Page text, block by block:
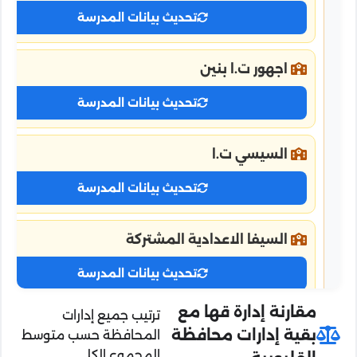
تحديث بيانات المدرسة
اجهور ت.ا بنين
تحديث بيانات المدرسة
السيسي ت.ا
تحديث بيانات المدرسة
السيفا الاعدادية المشتركة
تحديث بيانات المدرسة
الصالحية ت.ا
مقارنة إدارة قها مع
بقية إدارات محافظة
ترتيب جميع إدارات
المحافظة حسب متوسط